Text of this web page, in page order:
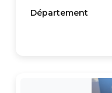
Département